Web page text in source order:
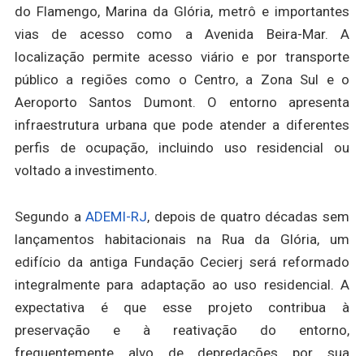
do Flamengo, Marina da Glória, metrô e importantes
vias de acesso como a Avenida Beira-Mar. A
localização permite acesso viário e por transporte
público a regiões como o Centro, a Zona Sul e o
Aeroporto Santos Dumont. O entorno apresenta
infraestrutura urbana que pode atender a diferentes
perfis de ocupação, incluindo uso residencial ou
voltado a investimento.
Segundo aADEMI-RJ, depois de quatro décadas sem
lançamentos habitacionais na Rua da Glória, um
edifício da antiga Fundação Cecierj será reformado
integralmente para adaptação ao uso residencial. A
expectativa é que esse projeto contribua à
preservação e à reativação do entorno,
frequentemente alvo de depredações por sua